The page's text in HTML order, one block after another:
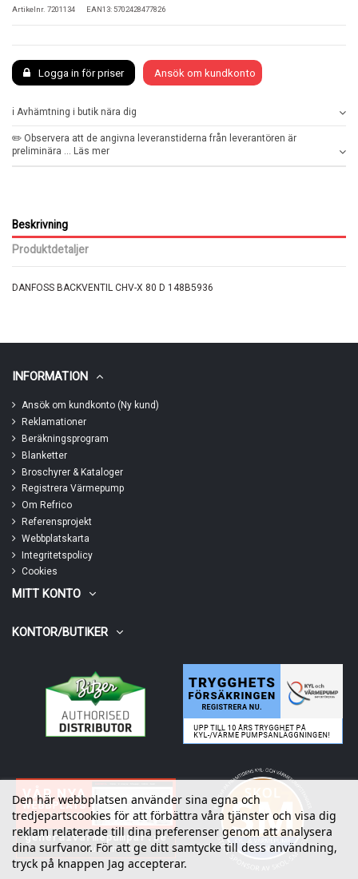
Artikelnr. 7201134 EAN13: 5702428477826
Logga in för priser Ansök om kundkonto
ℹ️ Avhämtning i butik nära dig
✏️ Observera att de angivna leveranstiderna från leverantören är
preliminära ... Läs mer
Beskrivning
Produktdetaljer
DANFOSS BACKVENTIL CHV-X 80 D 148B5936
INFORMATION
Ansök om kundkonto (Ny kund)
Reklamationer
Beräkningsprogram
Blanketter
Broschyrer & Kataloger
Registrera Värmepump
Om Refrico
Referensprojekt
Webbplatskarta
Integritetspolicy
Cookies
MITT KONTO
KONTOR/BUTIKER
Den här webbplatsen använder sina egna och
tredjepartscookies för att förbättra våra tjänster och visa dig
reklam relaterade till dina preferenser genom att analysera
dina surfvanor. För att ge ditt samtycke till dess användning,
tryck på knappen Jag accepterar.